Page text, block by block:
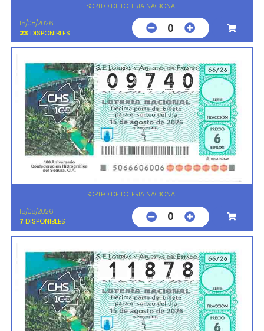
SORTEO DE LOTERIA NACIONAL
15/08/2026
23 DISPONIBLES 0
SORTEO DE LOTERIA NACIONAL
15/08/2026
7 DISPONIBLES 0